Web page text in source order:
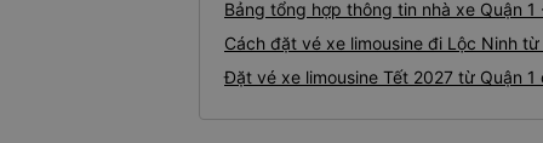
Bảng tổng hợp thông tin nhà xe Quận 1
Cách đặt vé xe limousine đi Lộc Ninh
Đặt vé xe limousine Tết 2027 từ Quận 1